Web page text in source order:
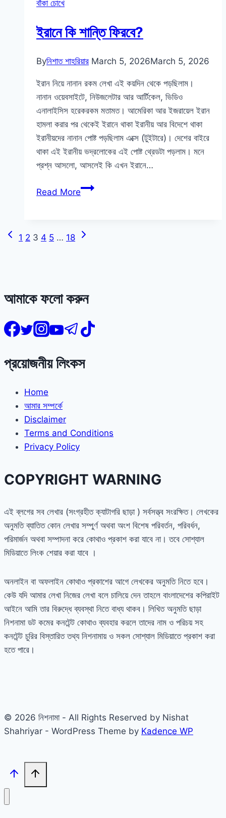
পথে
পদক্ষেপ
নিশনামা
ডাইজেস্ট
৮৯
বাঁকা চোখে
ইরানে কি শান্তি ফিরবে?
Byনিশাত শাহরিয়ার March 5, 2026March 5, 2026
ইরান নিয়ে নানান রকম লেখা এই কয়দিন থেকে পড়ছিলাম।
নানান ওয়েবসাইটে, নিউজলেটার আর আর্টিকেল, ভিডিও
এনালাইসিস হরেকরকম মতামত। আমেরিকা আর ইজরায়েল ইরান
হামলা করার পর থেকেই ইরানে থাকা ইরানীয় আর বিদেশে থাকা
ইরানীয়দের নানান পোষ্ট পড়ছিলাম এক্সে (টুইটারে)। দেশের বাইরে
থাকা এই ইরানীয় ভদ্রলোকের এই পোষ্ট থ্রেডটা পড়লাম। মনে
প্রশ্ন আসলো, আসলেই কি এখন ইরানে…
Read Moreইরানে
Page
Previous
1 2 3 4 5 … 18
Next
আমাকে ফলো করুন
প্রয়োজনীয় লিংকস
Home
আমার সম্পর্কে
Disclaimer
Terms and Conditions
Privacy Policy
COPYRIGHT WARNING
এই ব্লগের সব লেখার (সংগ্রহীত ক্যাটাগরি ছাড়া ) সর্বসত্ত্ব সংরক্ষিত। লেখকের
অনুমতি ব্যাতিত কোন লেখার সম্পুর্ণ অথবা অংশ বিশেষ পরিবর্তন, পরিবর্ধন,
পরিমার্জন অথবা সম্পাদনা করে কোথাও প্রকাশ করা যাবে না। তবে সোশ্যাল
মিডিয়াতে লিংক শেয়ার করা যাবে ।
অনলাইন বা অফলাইন কোথাও প্রকাশের আগে লেখকের অনুমতি নিতে হবে।
কেউ যদি আমার লেখা নিজের লেখা বলে চালিয়ে দেন তাহলে বাংলাদেশের কপিরাইট
আইনে আমি তার বিরুদ্ধে ব্যবস্থা নিতে বাধ্য থাকব। লিখিত অনুমতি ছাড়া
নিশনামা ডট কমের কনটেন্ট কোথাও ব্যবহার করলে তাদের নাম ও পরিচয় সহ
কনটেন্ট চুরির বিস্তারিত তথ্য নিশনামায় ও সকল সোশ্যাল মিডিয়াতে প্রকাশ করা
হতে পারে।
© 2026 নিশনামা - All Rights Reserved by Nishat
Shahriyar - WordPress Theme by Kadence WP